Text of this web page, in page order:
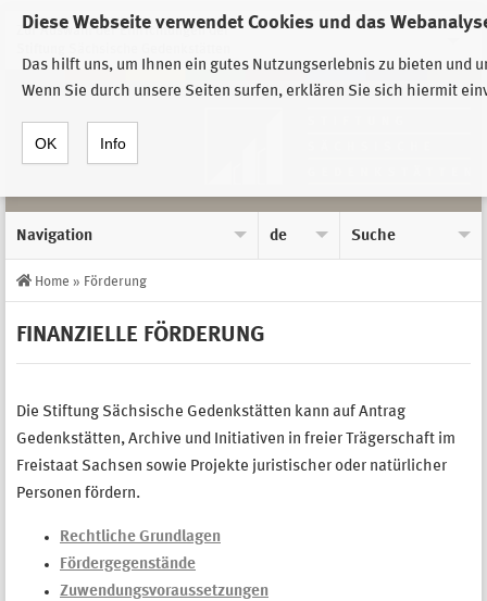
Diese Webseite verwendet Cookies und das
Das hilft uns, um Ihnen ein gutes Nutzungserlebnis zu bieten und
Wenn Sie durch unsere Seiten surfen, erklären Sie sich hiermit
OK Info
Zur Auswahl der Einrichtungen der
Navigation de Suche
Home » Förderung
FINANZIELLE FÖRDERUNG
Die Stiftung Sächsische Gedenkstätten kann auf Antrag
Gedenkstätten, Archive und Initiativen in freier Trägerschaft im
Freistaat Sachsen sowie Projekte juristischer oder natürlicher
Personen fördern.
Rechtliche Grundlagen
Fördergegenstände
Zuwendungsvoraussetzungen